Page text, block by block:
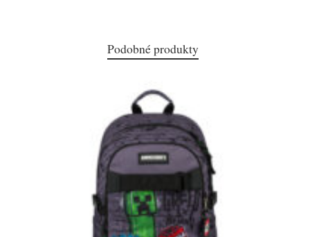
Podobné produkty